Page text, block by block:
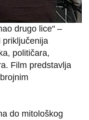
drugo lice" –
priključenija
političara,
Film predstavlja
do mitološkog